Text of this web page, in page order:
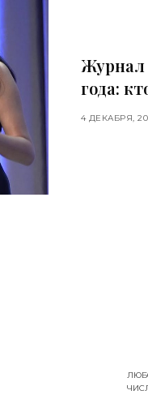
Журнал
года:
4 ДЕКАБРЯ,